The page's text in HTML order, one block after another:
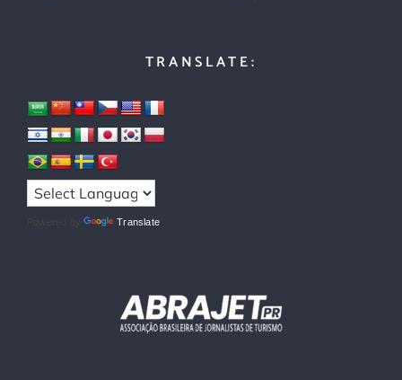
TRANSLATE:
Powered by Translate